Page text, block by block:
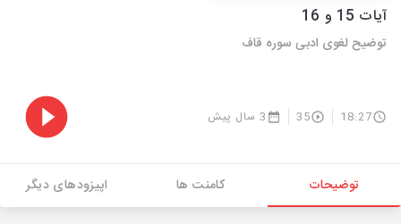
آیات 15 و 16
توضیح لغوی ادبی سوره قاف
18:27
35 3 سال پیش
توضیحات کامنت ها اپیزودهای دیگر